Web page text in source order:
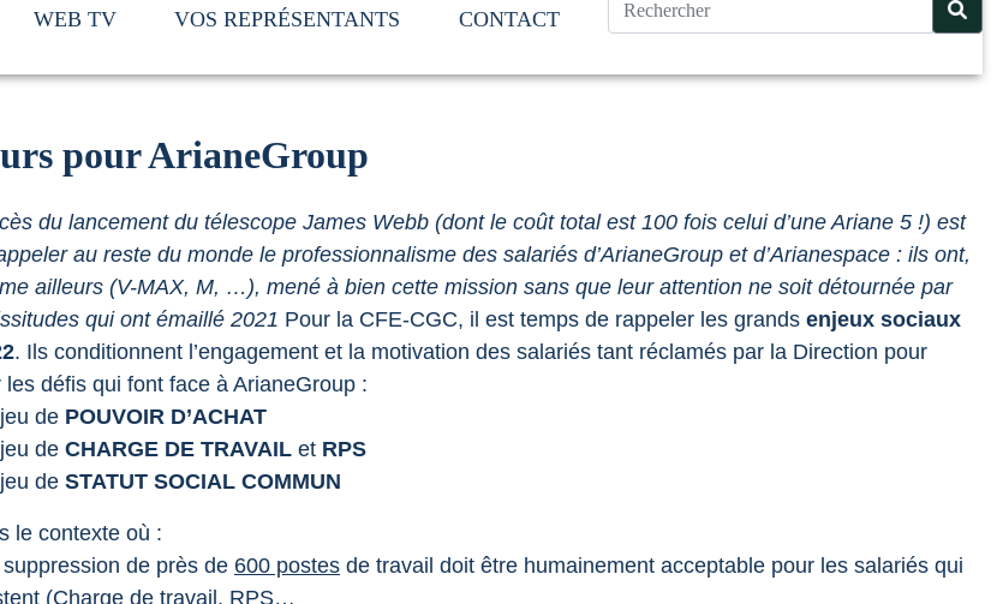
WEB TV VOS REPRÉSENTANTS CONTACT
pour ArianeGroup
du lancement du télescope James Webb (dont le coût total est 100 fois celui d’une Ariane 5 !) est
au reste du monde le professionnalisme des salariés d’ArianeGroup et d’Arianespace : ils ont,
ailleurs (V-MAX, M, …), mené à bien cette mission sans que leur attention ne soit détournée par
qui ont émaillé 2021 Pour la CFE-CGC, il est temps de rappeler les grands enjeux sociaux
. Ils conditionnent l’engagement et la motivation des salariés tant réclamés par la Direction pour
les défis qui font face à ArianeGroup :
de POUVOIR D’ACHAT
de CHARGE DE TRAVAIL et RPS
de STATUT SOCIAL COMMUN
le contexte où :
suppression de près de 600 postes de travail doit être humainement acceptable pour les salariés qui
(Charge de travail, RPS…